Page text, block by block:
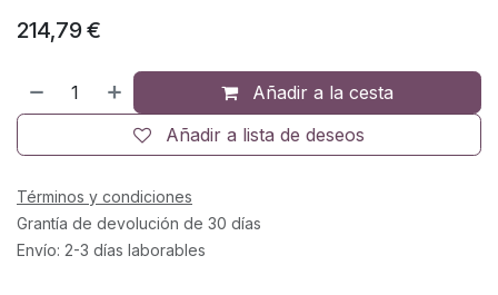
214,79€
Añadir a la cesta
Añadir a lista de deseos
Términos y condiciones
Grantía de devolución de 30 días
Envío: 2-3 días laborables